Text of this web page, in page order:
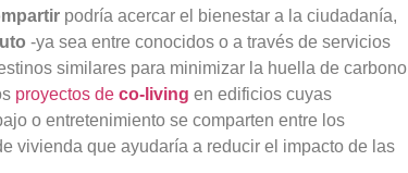
podría acercar el bienestar a la ciudadanía,
-ya sea entre conocidos o a través de servicios
similares para minimizar la huella de carbono
proyectos de co-living en edificios cuyas
o entretenimiento se comparten entre los
vivienda que ayudaría a reducir el impacto de las